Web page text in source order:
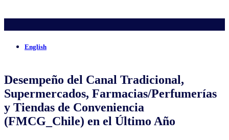
English
Desempeño del Canal Tradicional,
Supermercados, Farmacias/Perfumerías
y Tiendas de Conveniencia
(FMCG_Chile) en el Último Año